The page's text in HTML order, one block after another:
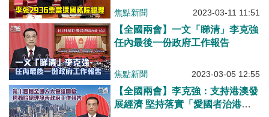
焦點新聞 2023-03-11 11:51
【全國兩會】一文「睇清」李克強
任內最後一份政府工作報告
焦點新聞 2023-03-05 12:55
【全國兩會】李克強：支持港澳發
展經濟 堅持落實「愛國者治港」